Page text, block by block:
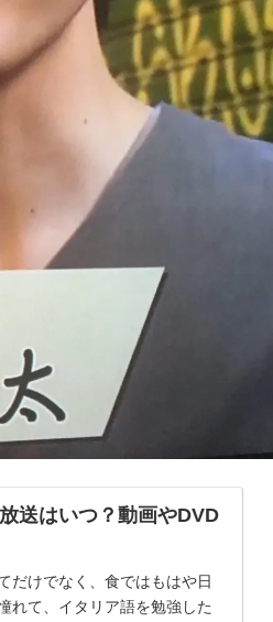
送はいつ？動画やDVD
だけでなく、食ではもはや日
れて、イタリア語を勉強した